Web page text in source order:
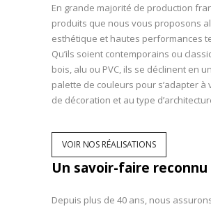
En grande majorité de production
produits que nous vous proposons
esthétique et hautes performances
Qu’ils soient contemporains ou
bois, alu ou PVC, ils se déclinent en
palette de couleurs pour s’adapter à
de décoration et au type
VOIR NOS RÉALISATIONS
Un savoir-faire reconnu
Depuis plus de 40 ans, nous